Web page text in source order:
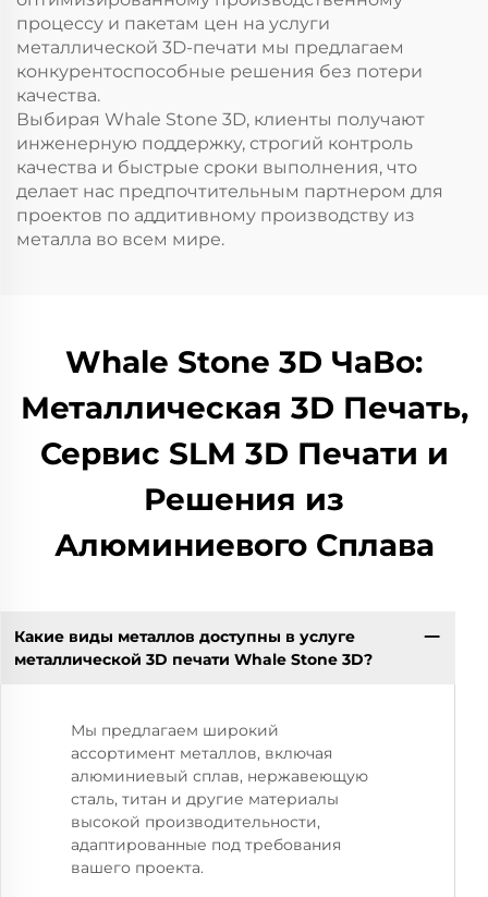
процессу и пакетам цен на услуги
металлической 3D-печати мы предлагаем
конкурентоспособные решения без потери
качества.
Выбирая Whale Stone 3D, клиенты получают
инженерную поддержку, строгий контроль
качества и быстрые сроки выполнения, что
делает нас предпочтительным партнером для
проектов по аддитивному производству из
металла во всем мире.
Whale Stone 3D ЧаВо:
Металлическая 3D Печать,
Сервис SLM 3D Печати и
Решения из
Алюминиевого Сплава
Какие виды металлов доступны в услуге
металлической 3D печати Whale Stone 3D?
Мы предлагаем широкий
ассортимент металлов, включая
алюминиевый сплав, нержавеющую
сталь, титан и другие материалы
высокой производительности,
адаптированные под требования
вашего проекта.